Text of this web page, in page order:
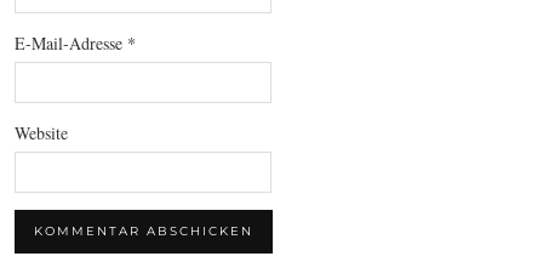
E-Mail-Adresse *
Website